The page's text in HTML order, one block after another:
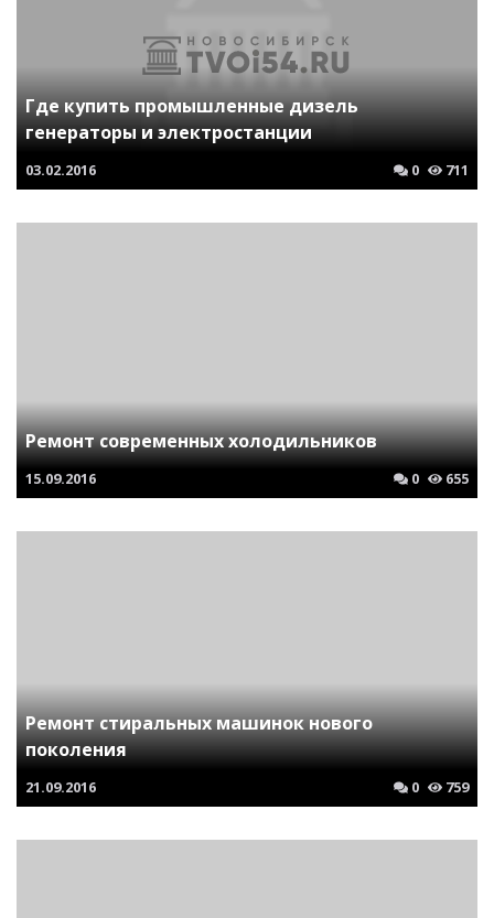
Где купить промышленные дизель
генераторы и электростанции
03.02.2016 0 711
Ремонт современных холодильников
15.09.2016 0 655
Ремонт стиральных машинок нового
поколения
21.09.2016 0 759